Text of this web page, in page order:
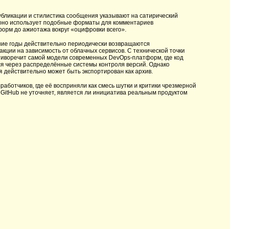
и стилистика сообщения указывают на сатирический
использует подобные форматы для комментариев
до ажиотажа вокруг «оцифровки всего».
годы действительно периодически возвращаются
на зависимость от облачных сервисов. С технической точки
самой модели современных DevOps-платформ, где код
через распределённые системы контроля версий. Однако
может быть экспортирован как архив.
где её восприняли как смесь шутки и критики чрезмерной
не уточняет, является ли инициатива реальным продуктом